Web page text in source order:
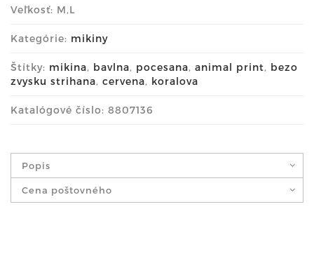
Veľkosť: M,L
Kategórie: mikiny
Štítky: mikina, bavlna, pocesana, animal print, bezo
zvysku strihana, cervena, koralova
Katalógové číslo: 8807136
Popis
Cena poštovného